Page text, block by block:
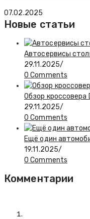
07.02.2025
Новые статьи
Автосервисы
29.11.2025/
0 Comments
Обзор кроссовера
29.11.2025/
0 Comments
Ещё один
19.11.2025/
0 Comments
Комментарии